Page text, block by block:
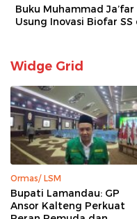
Buku Muhammad
Usung Inovasi Biofar
Widge Grid
Ormas/ LSM
Bupati Lamandau: GP
Ansor Kalteng Perkuat